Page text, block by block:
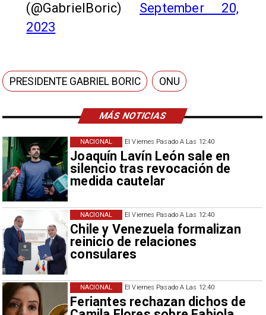
MÁS NOTICIAS
El Viernes Pasado A Las 12:40
Joaquín Lavín León sale en
silencio tras revocación de
medida cautelar
NACIONAL
El Viernes Pasado A Las 12:40
Chile y Venezuela formalizan
reinicio de relaciones
consulares
NACIONAL
El Viernes Pasado A Las 12:40
Feriantes rechazan dichos de
NACIONAL
(@GabrielBoric) September 20,
2023
PRESIDENTE GABRIEL BORIC ONU